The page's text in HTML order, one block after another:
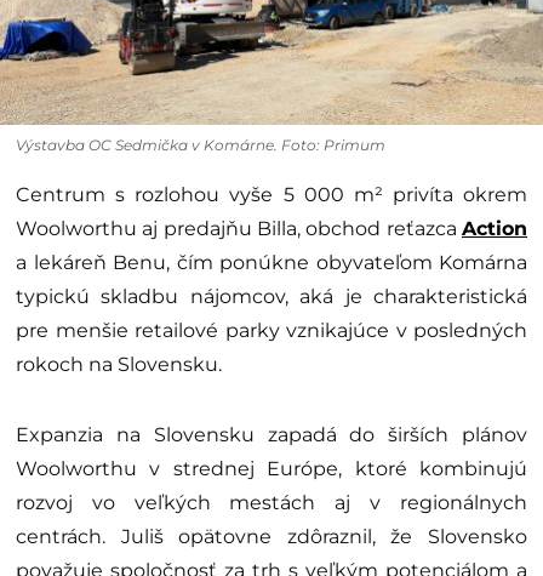
Výstavba OC Sedmička v Komárne. Foto: Primum
Centrum s rozlohou vyše 5 000 m² privíta okrem
Woolworthu aj predajňu Billa, obchod reťazca Action
a lekáreň Benu, čím ponúkne obyvateľom Komárna
typickú skladbu nájomcov, aká je charakteristická
pre menšie retailové parky vznikajúce v posledných
rokoch na Slovensku.
Expanzia na Slovensku zapadá do širších plánov
Woolworthu v strednej Európe, ktoré kombinujú
rozvoj vo veľkých mestách aj v regionálnych
centrách. Juliš opätovne zdôraznil, že Slovensko
považuje spoločnosť za trh s veľkým potenciálom a